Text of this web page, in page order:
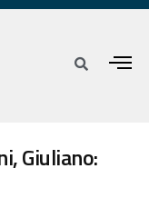
Giuliano: